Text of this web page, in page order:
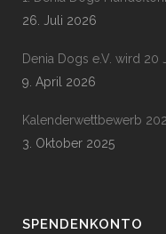
26. Juli 2026
Denia Dogs e.V. wird 20
9. April 2026
Kalenderwettbewerb
3. Oktober 2025
SPENDENKONTO